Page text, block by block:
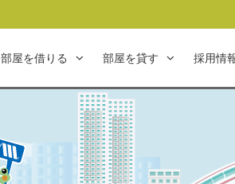
部屋を借りる 部屋を貸す 採用情